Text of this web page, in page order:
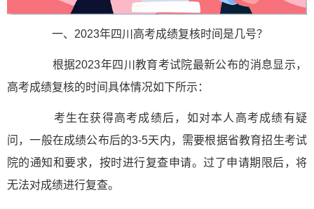
一、2023年四川高考成绩复核时间是几号？
根据2023年四川教育考试院最新公布的消息显示，
高考成绩复核的时间具体情况如下所示：
考生在获得高考成绩后，如对本人高考成绩有疑
问，一般在成绩公布后的3-5天内，需要根据省教育招生考试
院的通知和要求，按时进行复查申请。过了申请期限后，将
无法对成绩进行复查。